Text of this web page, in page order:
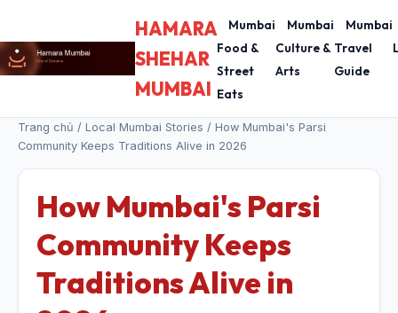
HAMARA
SHEHAR
MUMBAI
Mumbai
Food &
Street
Eats
Mumbai
Culture &
Arts
Mumbai
Travel
Guide
Trang chủ / Local Mumbai Stories / How Mumbai's Parsi
Community Keeps Traditions Alive in 2026
How Mumbai's Parsi
Community Keeps
Traditions Alive in